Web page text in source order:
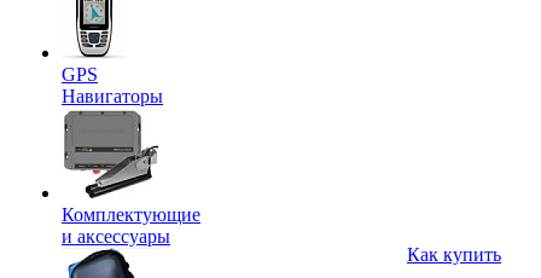
GPS
Навигаторы
Комплектующие
и аксессуары
Как купить